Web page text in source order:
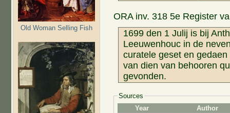
Old Woman Selling Fish
ORA inv. 318 5e Register
1699 den 1 Julij is bij
Leeuwenhouc in de
curatele geset en gedaen
van dien van behooren
gevonden.
Sources
Year
Author